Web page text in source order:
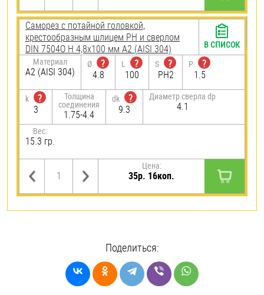
Саморез с потайной головкой,
крестообразным шлицем PH и сверлом
DIN 7504O H 4,8х100 мм А2 (AISI 304)
Материал
А2 (AISI 304)
Ø
?
4.8
L
?
100
S
?
PH2
P
?
1.5
k
?
3
Толщина
соединения
1.75-4.4
dk
?
9.3
Диаметр сверла dp
4.1
Вес:
15.3 гр.
Цена:
35р. 16коп.
В СПИСОК
Поделиться: